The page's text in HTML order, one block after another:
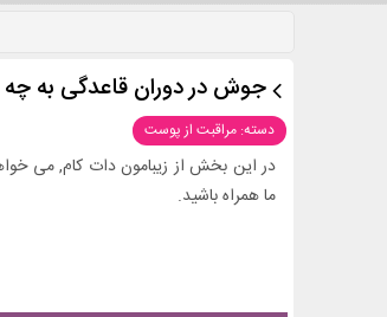
جوش در دوران قاعدگی به
دسته: مراقبت از پوست
در این بخش از زیبامون دات کام, می
ما همراه باشید.